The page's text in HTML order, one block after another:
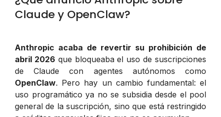
Claude y OpenClaw?
Anthropic acaba de revertir su prohibición de
abril 2026 que bloqueaba el uso de suscripciones
de Claude con agentes autónomos como
OpenClaw. Pero hay un cambio fundamental: el
uso programático ya no se subsidia desde el pool
general de la suscripción, sino que está restringido